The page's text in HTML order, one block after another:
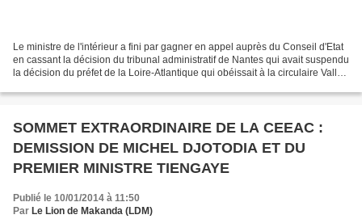
Le ministre de l'intérieur a fini par gagner en appel auprès du Conseil d'Etat
en cassant la décision du tribunal administratif de Nantes qui avait suspendu
la décision du préfet de la Loire-Atlantique qui obéissait à la circulaire Valls
SOMMET EXTRAORDINAIRE DE LA CEEAC :
DEMISSION DE MICHEL DJOTODIA ET DU
PREMIER MINISTRE TIENGAYE
Publié le 10/01/2014 à 11:50
Par Le Lion de Makanda (LDM)